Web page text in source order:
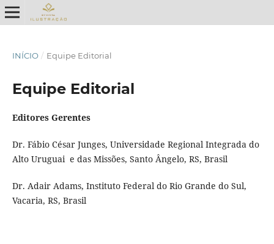
INÍCIO / Equipe Editorial
Equipe Editorial
Editores Gerentes
Dr. Fábio César Junges, Universidade Regional Integrada do
Alto Uruguai e das Missões, Santo Ângelo, RS, Brasil
Dr. Adair Adams, Instituto Federal do Rio Grande do Sul,
Vacaria, RS, Brasil